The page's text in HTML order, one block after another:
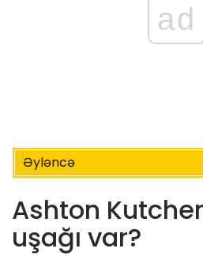
ad
Əyləncə
Ashton
uşağı var?